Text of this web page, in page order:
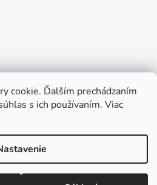
cookie. Ďalším prechádzaním
s ich používaním. Viac
- CENY SÚ KONEČNÉ ★
Shoptet
pohotovosť - najlacnejsie